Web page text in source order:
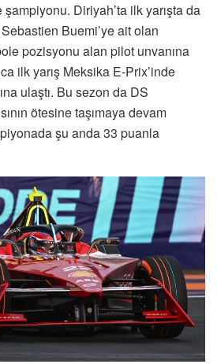
Diriyah’ta ilk yarışta da
Buemi’ye ait olan
pozisyonu alan pilot unvanına
ilk yarış Meksika E-Prix’inde
ulaştı. Bu sezon da DS
ötesine taşımaya devam
şu anda 33 puanla